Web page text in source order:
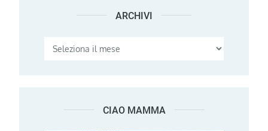
ARCHIVI Archivi
CIAO MAMMA